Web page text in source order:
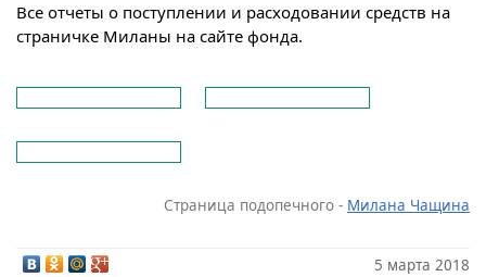
Все отчеты о поступлении и расходовании средств на
страничке Миланы на сайте фонда.
Страница подопечного - Милана Чащина
5 марта 2018